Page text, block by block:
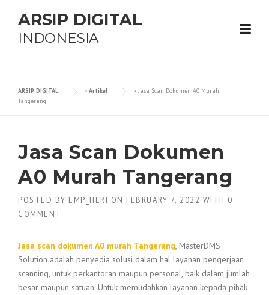
content
ARSIP DIGITAL
INDONESIA
ARSIP DIGITAL > Artikel >Jasa Scan Dokumen A0 Murah
Tangerang
Jasa Scan Dokumen
A0 Murah Tangerang
POSTED BY EMP_HERI ON FEBRUARY 7, 2022 WITH 0
COMMENT
Jasa scan dokumen A0 murah Tangerang, MasterDMS
Solution adalah penyedia solusi dalam hal layanan pengerjaan
scanning, untuk perkantoran maupun personal, baik dalam jumlah
besar maupun satuan. Untuk memudahkan layanan kepada pihak